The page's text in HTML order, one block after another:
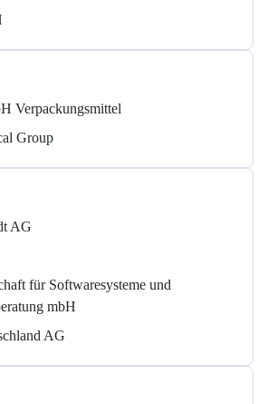
Verpackungsmittel
Group
AG
für Softwaresysteme und
mbH
AG